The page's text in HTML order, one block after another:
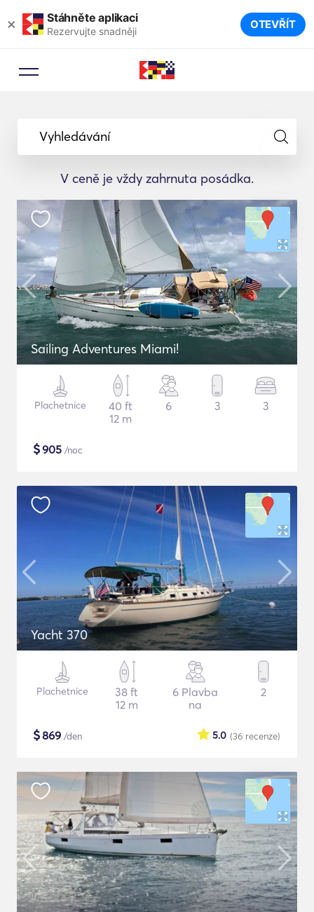
× Stáhněte aplikaci
Rezervujte snadněji OTEVŘÍT
Vyhledávání
V ceně je vždy zahrnuta posádka.
Sailing Adventures Miami!
Plachetnice
40 ft
12 m
6 3 3
$905 /noc
Yacht 370
Plachetnice
38 ft
12 m
6 Plavba
na
2
$869 /den (36 recenze)
5.0